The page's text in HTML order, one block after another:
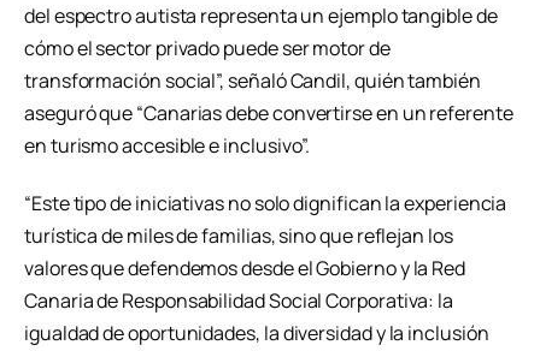
del espectro autista representa un ejemplo tangible de
cómo el sector privado puede ser motor de
transformación social”, señaló Candil, quién también
aseguró que “Canarias debe convertirse en un referente
en turismo accesible e inclusivo”.
“Este tipo de iniciativas no solo dignifican la experiencia
turística de miles de familias, sino que reflejan los
valores que defendemos desde el Gobierno y la Red
Canaria de Responsabilidad Social Corporativa: la
igualdad de oportunidades, la diversidad y la inclusión